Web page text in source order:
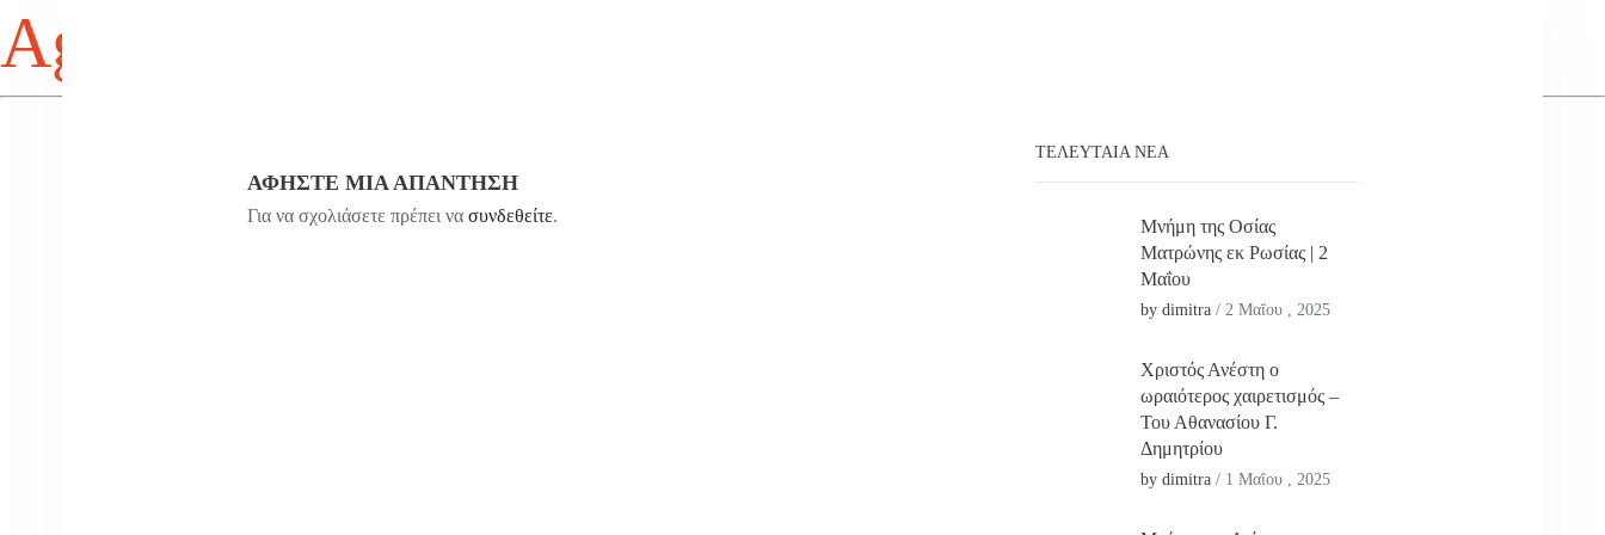
Agios Antonios
ΑΦΉΣΤΕ ΜΙΑ ΑΠΆΝΤΗΣΗ
Για να σχολιάσετε πρέπει να συνδεθείτε.
ΤΕΛΕΥΤΑΊΑ ΝΕΑ
Μνήμη της Οσίας
Ματρώνης εκ Ρωσίας | 2
Μαΐου
by dimitra / 2 Μαΐου , 2025
Χριστός Ανέστη ο
ωραιότερος χαιρετισμός –
Του Αθανασίου Γ.
Δημητρίου
by dimitra / 1 Μαΐου , 2025